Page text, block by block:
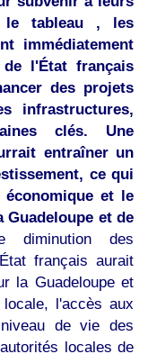
le tableau , les
immédiatement
l'État français
des projets
infrastructures,
clés. Une
entraîner un
ce qui
et le
Guadeloupe et de
diminution des
français aurait
la Guadeloupe et
l'accès aux
de vie des
locales de